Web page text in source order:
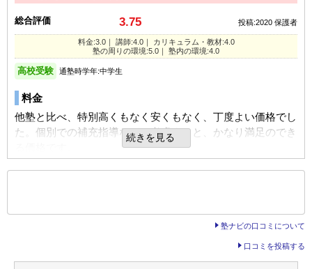
入塾理由
いろいろと見た中で授業内容がわかりやすかったし、自分に
あってたようなので決めました。
良いところや要望
先生の教え方や、まず勉強の仕方を教えてくれるのがいい。
あんまり勉強が得意でない子もしっかりと教えてくれる気が
する。
思っているので、成績があがることをいのっている。
利用内容
進学塾が多くいろいろなところにばらけているのか、集団で
すが少人数なところが子どもにも合っているようでよかった
です。
塾内の環境
少人数での授業で集中して受けているようです。
自習室も集中できると言ってました。
総合評価 3.75 投稿:2020 保護者
料金:3.0｜ 講師:4.0｜ カリキュラム・教材:4.0
塾の周りの環境:5.0｜ 塾内の環境:4.0
高校受験 通塾時学年:中学生
料金
他塾と比べ、特別高くもなく安くもなく、丁度よい価格でし
た。個別での補充指導なども考慮すると、かなり満足のでき
した。志望校合格に向けて一緒に頑張ってサポートして頂け
る熱意のある先生で、とても頼りにしています。
続きを見る
塾ナビの口コミについて
口コミを投稿する